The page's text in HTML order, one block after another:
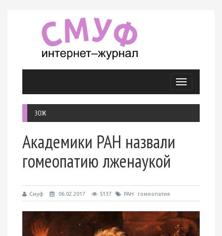
Меню
ЗОЖ
Академики РАН назвали
гомеопатию лженаукой
Смуф 06.02.2017 5137 РАН гомеопатия